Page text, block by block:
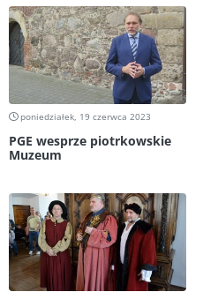
poniedziałek, 19 czerwca 2023
PGE wesprze piotrkowskie
Muzeum